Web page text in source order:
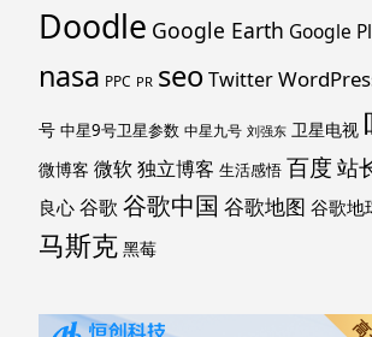
Doodle Google Earth Google
nasa PPC PR seoTwitter
号 中星9号卫星参数 中星九号 刘强东 卫星电视
微博客 微软独立博客 生活感悟 百度 站
良心 谷歌 谷歌中国 谷歌地图 谷歌地
马斯克 黑莓